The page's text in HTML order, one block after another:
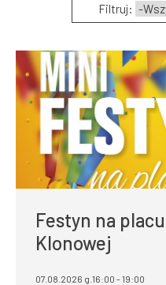
Filtruj:
Festyn na
Klonowej
07.08.2026 g.16:00 - 19:00